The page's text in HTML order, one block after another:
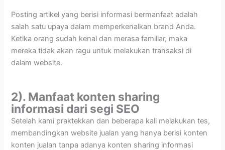
Posting artikel yang berisi informasi bermanfaat adalah
salah satu upaya dalam memperkenalkan brand Anda.
Ketika orang sudah kenal dan merasa familiar, maka
mereka tidak akan ragu untuk melakukan transaksi di
dalam website.
2). Manfaat konten sharing
informasi dari segi SEO
Setelah kami praktekkan dan beberapa kali melakukan tes,
membandingkan website jualan yang hanya berisi konten
konten jualan tanpa adanya konten sharing informasi